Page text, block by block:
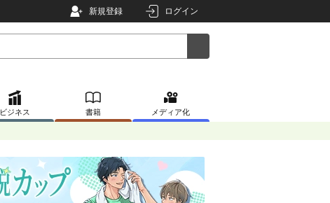
新規登録 ログイン
ビジネス 書籍 メディア化